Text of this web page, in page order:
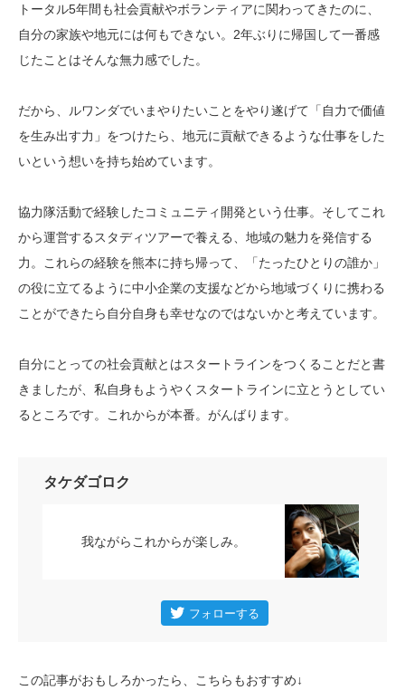
トータル5年間も社会貢献やボランティアに関わってきたのに、
自分の家族や地元には何もできない。2年ぶりに帰国して一番感
じたことはそんな無力感でした。
だから、ルワンダでいまやりたいことをやり遂げて「自力で価値
を生み出す力」をつけたら、地元に貢献できるような仕事をした
いという想いを持ち始めています。
協力隊活動で経験したコミュニティ開発という仕事。そしてこれ
から運営するスタディツアーで養える、地域の魅力を発信する
力。これらの経験を熊本に持ち帰って、「たったひとりの誰か」
の役に立てるように中小企業の支援などから地域づくりに携わる
ことができたら自分自身も幸せなのではないかと考えています。
自分にとっての社会貢献とはスタートラインをつくることだと書
きましたが、私自身もようやくスタートラインに立とうとしてい
るところです。これからが本番。がんばります。
タケダゴロク
我ながらこれからが楽しみ。
この記事がおもしろかったら、こちらもおすすめ↓